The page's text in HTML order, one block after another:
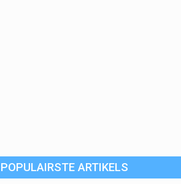
POPULAIRSTE ARTIKELS